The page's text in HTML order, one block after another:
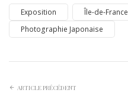
Exposition Île-de-France
Photographie Japonaise
ARTICLE PRÉCÉDENT